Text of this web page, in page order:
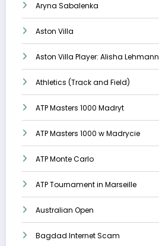
Aryna Sabalenka
Aston Villa
Aston Villa Player: Alisha Lehmann
Athletics (Track and Field)
ATP Masters 1000 Madryt
ATP Masters 1000 w Madrycie
ATP Monte Carlo
ATP Tournament in Marseille
Australian Open
Bagdad Internet Scam